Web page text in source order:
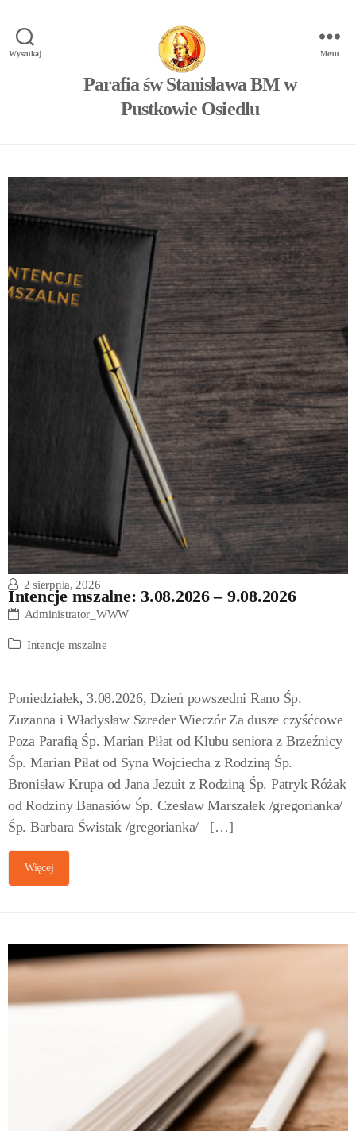
Wyszukaj
Parafia św Stanisława BM w
Pustkowie Osiedlu
Menu
Intencje mszalne: 3.08.2026 – 9.08.2026
2 sierpnia, 2026
Administrator_WWW
Intencje mszalne
Poniedziałek, 3.08.2026, Dzień powszedni Rano Śp.
Zuzanna i Władysław Szreder Wieczór Za dusze czyśćcowe
Poza Parafią Śp. Marian Piłat od Klubu seniora z Brzeźnicy
Śp. Marian Piłat od Syna Wojciecha z Rodziną Śp.
Bronisław Krupa od Jana Jezuit z Rodziną Śp. Patryk Różak
od Rodziny Banasiów Śp. Czesław Marszałek /gregorianka/
Śp. Barbara Świstak /gregorianka/ […]
Więcej